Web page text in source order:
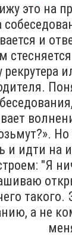
это на
и
рекрутера
и идти на
"Я
а не